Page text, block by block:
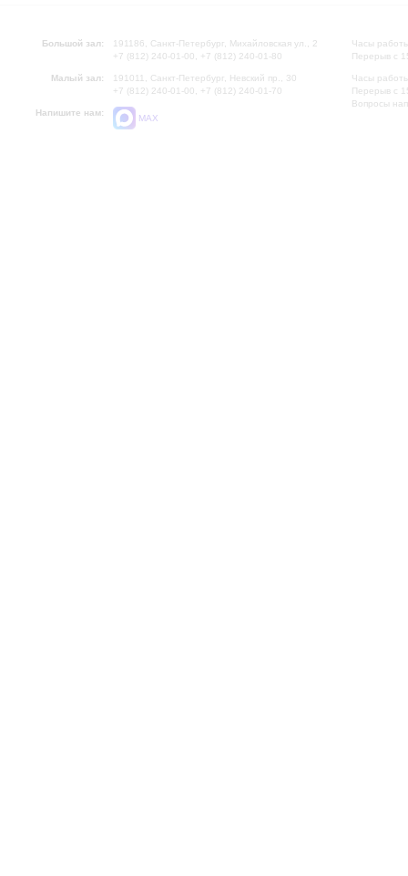
Большой зал:
191186, Санкт-Петербург, Михайловская ул., 2
+7 (812) 240-01-00, +7 (812) 240-01-80
Малый зал:
191011, Санкт-Петербург, Невский пр., 30
+7 (812) 240-01-00, +7 (812) 240-01-70
Напишите нам:
MAX
Часы
Перерыв с
Часы
Перерыв с
Вопросы